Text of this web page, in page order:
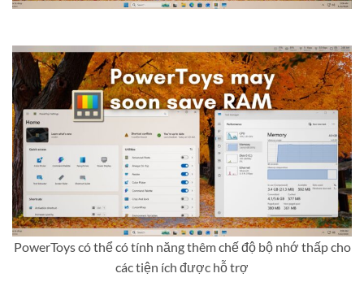
PowerToys có thể có tính năng thêm chế độ bộ nhớ thấp cho
các tiện ích được hỗ trợ